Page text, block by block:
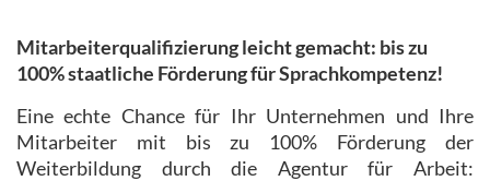
Mitarbeiterqualifizierung leicht gemacht: bis zu
100% staatliche Förderung für Sprachkompetenz!
Eine echte Chance für Ihr Unternehmen und Ihre
Mitarbeiter mit bis zu 100% Förderung der
Weiterbildung durch die Agentur für Arbeit: